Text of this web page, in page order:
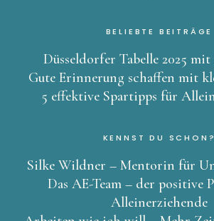
BELIEBTE BEITRÄGE
Düsseldorfer Tabelle 2025
Gute Erinnerung schaffen mit
5 effektive Spartipps für
KENNST DU SCHON?
Silke Wildner – Mentorin für
Das AE-Team – der positive
Alleinerziehende